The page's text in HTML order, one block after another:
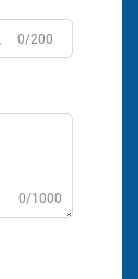
0/200
0/1000